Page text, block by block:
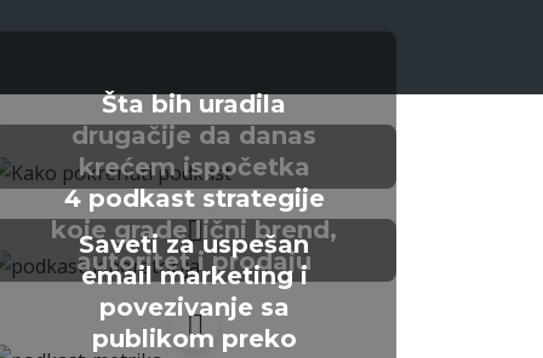
Šta bih uradila
drugačije da danas
krećem ispočetka
4 podkast strategije
koje grade lični brend,
autoritet i prodaju
Saveti za uspešan
email marketing i
povezivanje sa
publikom preko